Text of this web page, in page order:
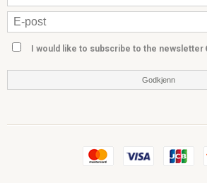
I would like to subscribe to the newsletter
Godkjenn